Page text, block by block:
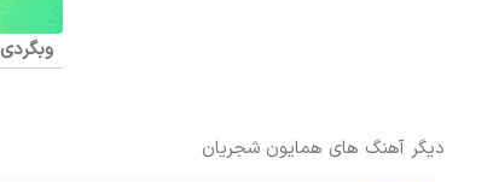
وبگردی
دیگر آهنگ های همایون شجریان